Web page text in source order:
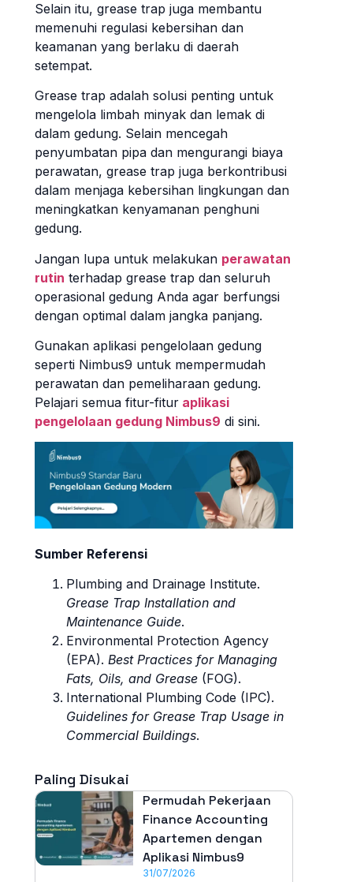
Selain itu, grease trap juga membantu
memenuhi regulasi kebersihan dan
keamanan yang berlaku di daerah
setempat.
Grease trap adalah solusi penting untuk
mengelola limbah minyak dan lemak di
dalam gedung. Selain mencegah
penyumbatan pipa dan mengurangi biaya
perawatan, grease trap juga berkontribusi
dalam menjaga kebersihan lingkungan dan
meningkatkan kenyamanan penghuni
gedung.
Jangan lupa untuk melakukan perawatan
rutin terhadap grease trap dan seluruh
operasional gedung Anda agar berfungsi
dengan optimal dalam jangka panjang.
Gunakan aplikasi pengelolaan gedung
seperti Nimbus9 untuk mempermudah
perawatan dan pemeliharaan gedung.
Pelajari semua fitur-fitur aplikasi
pengelolaan gedung Nimbus9 di sini.
Sumber Referensi
Plumbing and Drainage Institute.
Grease Trap Installation and
Maintenance Guide.
Environmental Protection Agency
(EPA). Best Practices for Managing
Fats, Oils, and Grease (FOG).
International Plumbing Code (IPC).
Guidelines for Grease Trap Usage in
Commercial Buildings.
Paling Disukai
Permudah Pekerjaan
Finance Accounting
Apartemen dengan
Aplikasi Nimbus9
31/07/2026